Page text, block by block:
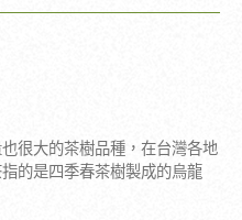
很大的茶樹品種，在台灣各地
的是四季春茶樹製成的烏龍